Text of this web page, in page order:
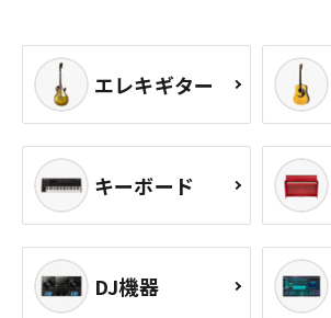
エレキギター
キーボード
DJ機器